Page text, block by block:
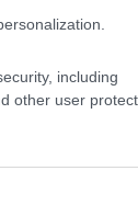
including
other user